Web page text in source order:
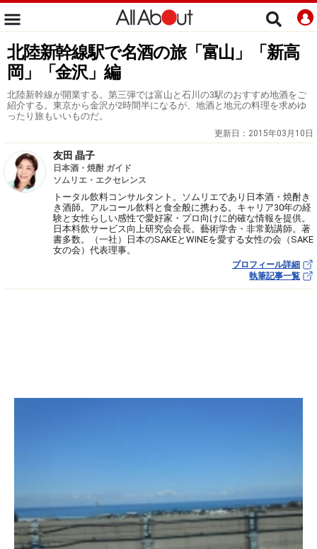
北陸新幹線駅で名酒の旅「富山」「新高
岡」「金沢」編
北陸新幹線が開業する。第三弾では富山と石川の3駅のおすすめ地酒をご
紹介する。東京から金沢が2時間半になるが、地酒と地元の料理を求めゆ
ったり旅もいいものだ。
更新日： 2015年03月10日
友田 晶子
日本酒・焼酎 ガイド
ソムリエ・エクセレンス
トータル飲料コンサルタント。ソムリエであり日本酒・焼酎き
き酒師。アルコール飲料と食全般に携わる。キャリア30年の経
験と女性らしい感性で愛好家・プロ向けに的確な情報を提供。
日本料飲サービス向上研究会会長。藝術学舎・非常勤講師。著
書多数。（一社）日本のSAKEとWINEを愛する女性の会（SAKE
女の会）代表理事。
プロフィール詳細
執筆記事一覧